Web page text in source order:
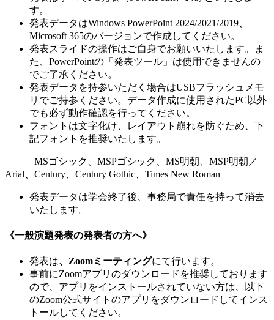
す。
発表データはWindows PowerPoint 2024/2021/2019、
Microsoft 365のバージョンで作成してください。
発表スライドの操作はご自身でお願いいたします。ま
た、PowerPointの「発表ツール」は使用できませんの
でご了承ください。
発表データを持参いただく場合はUSBフラッシュメモ
リでご持参ください。データ作成に使用されたPC以外
でも必ず動作確認を行ってください。
フォントは文字化け、レイアウト崩れを防ぐため、下
記フォントを推奨いたします。
MSゴシック、MSPゴシック、MS明朝、MSP明朝／
Arial、Century、Century Gothic、Times New Roman
発表データは学会終了後、事務局で責任を持って消去
いたします。
《一般演題発表の発表者の方へ》
発表は、Zoomミーティングにて行います。
事前にZoomアプリのダウンロードを推奨しております
ので、アプリをインストールされていない方は、以下
のZoom公式サイトのアプリをダウンロードしてインス
トールしてください。